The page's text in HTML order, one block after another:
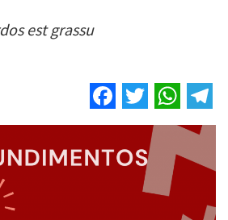
est grassu
Facebook
Twitter